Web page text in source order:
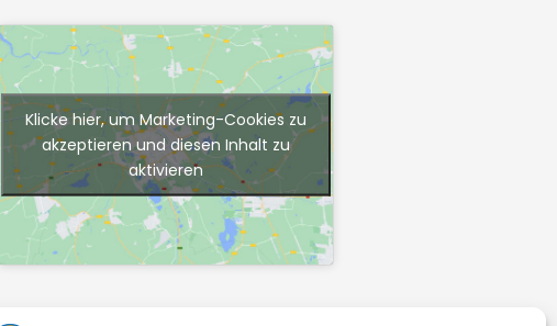
Klicke hier, um Marketing-Cookies zu
akzeptieren und diesen Inhalt zu
aktivieren